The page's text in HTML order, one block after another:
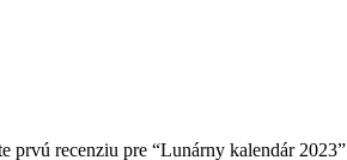
prvú recenziu pre “Lunárny kalendár 2023”